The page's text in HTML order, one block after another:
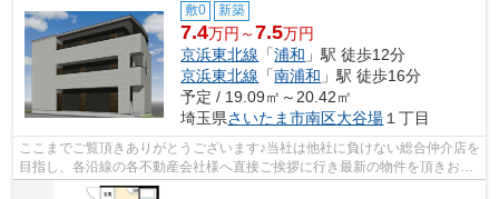
敷0 新築
7.4万円～7.5万円
京浜東北線 「浦和 」駅 徒歩12分
京浜東北線 「南浦和 」駅 徒歩16分
予定 / 19.09㎡～20.42㎡
埼玉県さいたま市南区大谷場 １丁目
ここまでご覧頂きありがとうございます♪当社は他社に負けない総合仲介店を
目指し、各沿線の各不動産会社様へ直接ご挨拶に行き最新の物件を頂きお客
様へ提供しております！最新の情報は...